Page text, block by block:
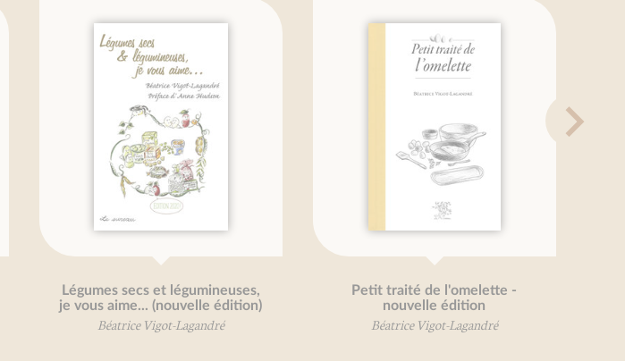
Légumes secs et légumineuses,
je vous aime... (nouvelle édition)
Béatrice Vigot-Lagandré
Petit traité de l'omelette -
nouvelle édition
Béatrice Vigot-Lagandré